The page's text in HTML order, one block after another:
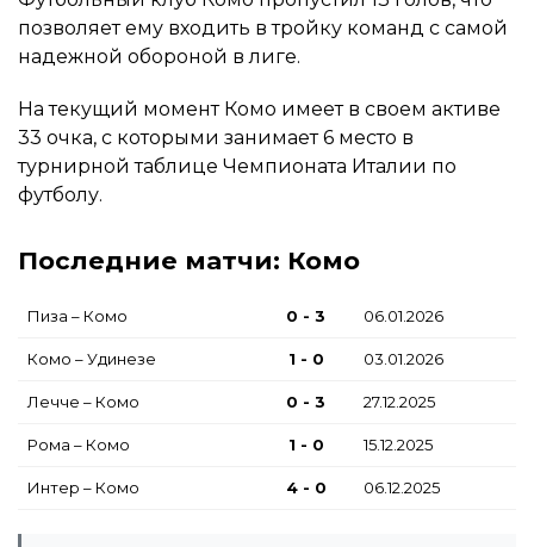
позволяет ему входить в тройку команд с самой
надежной обороной в лиге.
На текущий момент Комо имеет в своем активе
33 очка, с которыми занимает 6 место в
турнирной таблице Чемпионата Италии по
футболу.
Последние матчи: Комо
Пиза – Комо 0 - 3 06.01.2026
Комо – Удинезе 1 - 0 03.01.2026
Лечче – Комо 0 - 3 27.12.2025
Рома – Комо 1 - 0 15.12.2025
Интер – Комо 4 - 0 06.12.2025